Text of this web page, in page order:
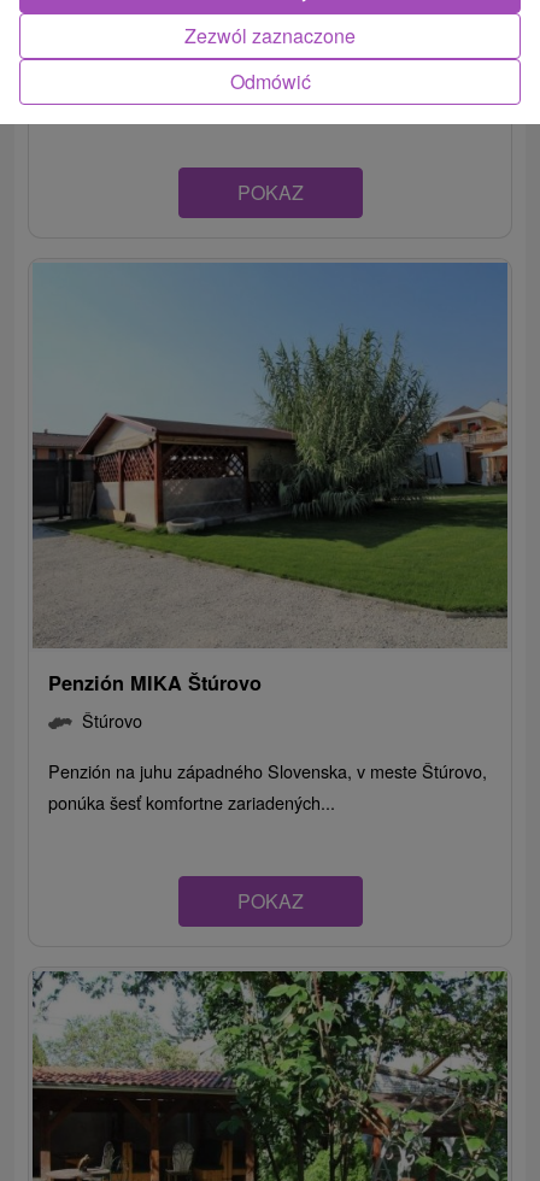
Penzión s luxusne vybavenými izbami, priamo v centre
mesta Štúrovo. Disponuje apartmánmi a jednou
POKAZ
Penzión MIKA Štúrovo
Štúrovo
Penzión na juhu západného Slovenska, v meste Štúrovo,
ponúka šesť komfortne zariadených...
POKAZ
Odmówić
Zezwól zaznaczone